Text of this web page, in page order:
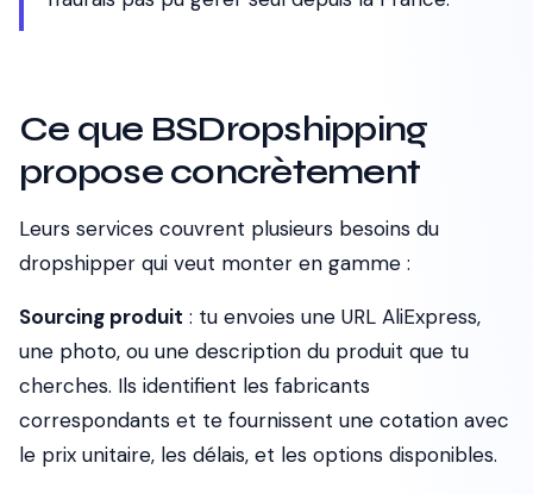
Ce que BSDropshipping
propose concrètement
Leurs services couvrent plusieurs besoins du
dropshipper qui veut monter en gamme :
Sourcing produit : tu envoies une URL AliExpress,
une photo, ou une description du produit que tu
cherches. Ils identifient les fabricants
correspondants et te fournissent une cotation avec
le prix unitaire, les délais, et les options disponibles.